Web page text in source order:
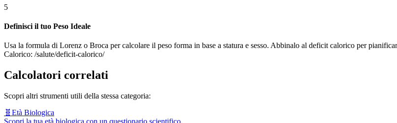
5
Definisci il tuo Peso Ideale
Usa la formula di Lorenz o Broca per calcolare il peso forma in base a statura e sesso. Abbinalo al deficit calorico per
Calorico: /salute/deficit-calorico/
Calcolatori correlati
Scopri altri strumenti utili della stessa categoria:
🧬 Età Biologica
Scopri la tua età biologica con un questionario scientifico.